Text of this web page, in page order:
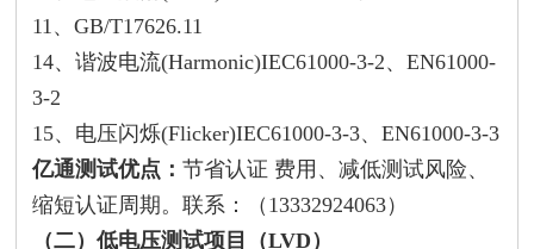
11、GB/T17626.11
14、谐波电流(Harmonic)IEC61000-3-2、EN61000-
3-2
15、电压闪烁(Flicker)IEC61000-3-3、EN61000-3-3
亿通测试优点：节省认证 费用、减低测试风险、
缩短认证周期。联系：（13332924063）
（二）低电压测试项目（LVD）